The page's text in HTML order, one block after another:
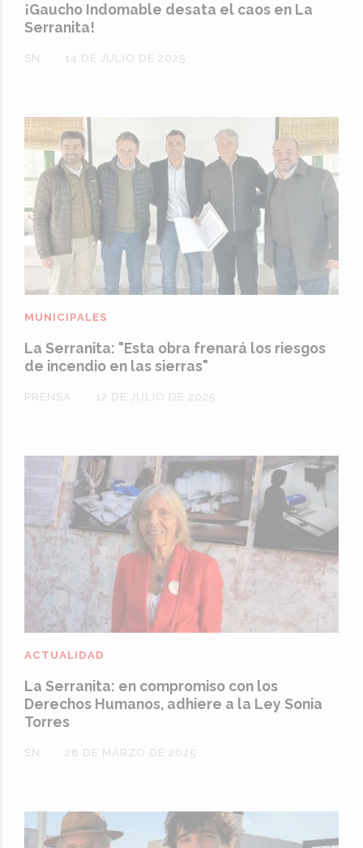
¡Gaucho Indomable desata el caos en La
Serranita!
SN 14 DE JULIO DE 2025
La Serranita: "Esta obra frenará los riesgos
de incendio en las sierras"
PRENSA
MUNICIPALES
12 DE JULIO DE 2025
La Serranita: en compromiso con los
Derechos Humanos, adhiere a la Ley Sonia
Torres
SN
ACTUALIDAD
28 DE MARZO DE 2025